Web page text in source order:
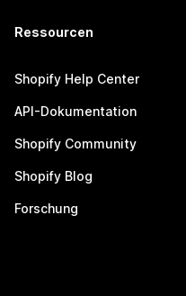
Ressourcen
Shopify Help Center
API-Dokumentation
Shopify Community
Shopify Blog
Forschung